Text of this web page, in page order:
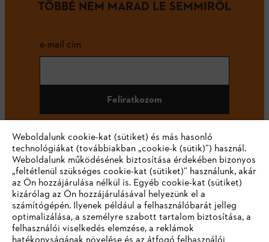
TÖBBÉ NEM MARAD LE SEMMIRŐL
e-mail cím
Feliratkozom
#STIHL
Weboldalunk cookie-kat (sütiket) és más hasonló
technológiákat (továbbiakban „cookie-k (sütik)”) használ.
Weboldalunk működésének biztosítása érdekében bizonyos
„feltétlenül szükséges cookie-kat (sütiket)” használunk, akár
az Ön hozzájárulása nélkül is. Egyéb cookie-kat (sütiket)
kizárólag az Ön hozzájárulásával helyezünk el a
számítógépén. Ilyenek például a felhasználóbarát jelleg
optimalizálása, a személyre szabott tartalom biztosítása, a
felhasználói viselkedés elemzése, a reklámok